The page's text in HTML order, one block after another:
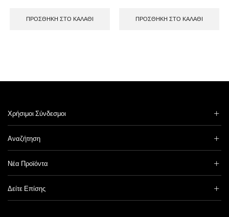
ΠΡΟΣΘΉΚΗ ΣΤΟ ΚΑΛΆΘΙ ΠΡΟΣΘΉΚΗ ΣΤΟ ΚΑΛΆΘΙ
Χρήσιμοι Σύνδεσμοι
Αναζήτηση
Νέα Προϊόντα
Δείτε Επίσης